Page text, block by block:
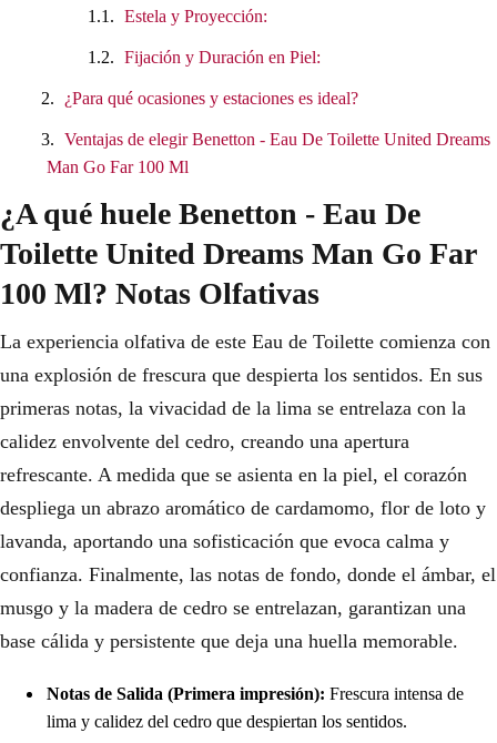
Estela y Proyección:
Fijación y Duración en Piel:
¿Para qué ocasiones y estaciones es ideal?
Ventajas de elegir Benetton - Eau De Toilette United Dreams
Man Go Far 100 Ml
¿A qué huele Benetton - Eau De
Toilette United Dreams Man Go Far
100 Ml? Notas Olfativas
La experiencia olfativa de este Eau de Toilette comienza con
una explosión de frescura que despierta los sentidos. En sus
primeras notas, la vivacidad de la lima se entrelaza con la
calidez envolvente del cedro, creando una apertura
refrescante. A medida que se asienta en la piel, el corazón
despliega un abrazo aromático de cardamomo, flor de loto y
lavanda, aportando una sofisticación que evoca calma y
confianza. Finalmente, las notas de fondo, donde el ámbar, el
musgo y la madera de cedro se entrelazan, garantizan una
base cálida y persistente que deja una huella memorable.
Notas de Salida (Primera impresión): Frescura intensa de
lima y calidez del cedro que despiertan los sentidos.